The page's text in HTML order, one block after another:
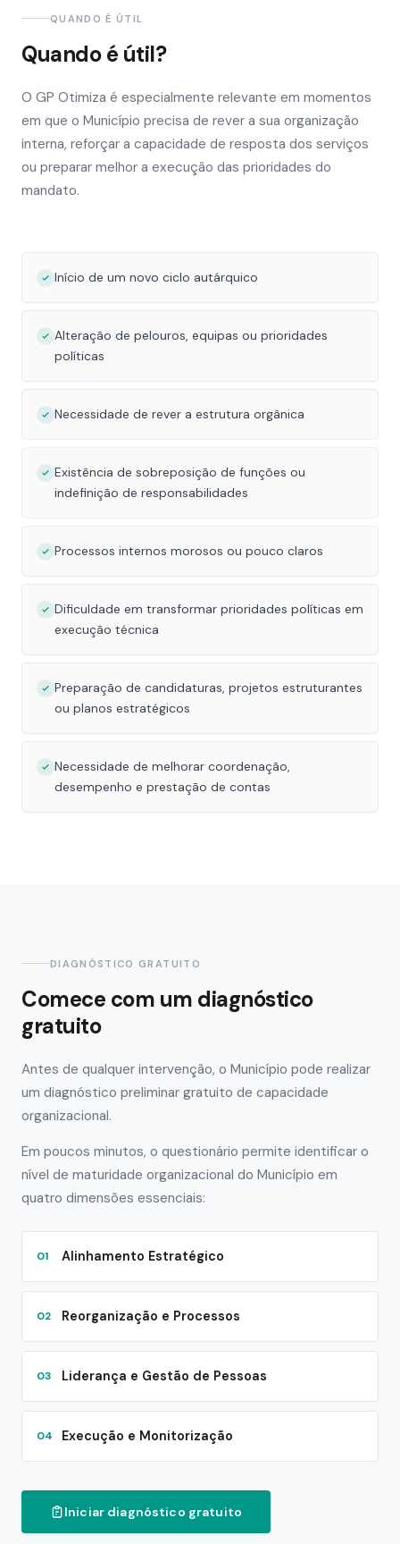
QUANDO É ÚTIL
Quando é útil?
O GP Otimiza é especialmente relevante em momentos
em que o Município precisa de rever a sua organização
interna, reforçar a capacidade de resposta dos serviços
ou preparar melhor a execução das prioridades do
mandato.
Início de um novo ciclo autárquico
Alteração de pelouros, equipas ou prioridades
políticas
Necessidade de rever a estrutura orgânica
Existência de sobreposição de funções ou
indefinição de responsabilidades
Processos internos morosos ou pouco claros
Dificuldade em transformar prioridades políticas em
execução técnica
Preparação de candidaturas, projetos estruturantes
ou planos estratégicos
Necessidade de melhorar coordenação,
desempenho e prestação de contas
DIAGNÓSTICO GRATUITO
Comece com um diagnóstico
gratuito
Antes de qualquer intervenção, o Município pode realizar
um diagnóstico preliminar gratuito de capacidade
organizacional.
Em poucos minutos, o questionário permite identificar o
nível de maturidade organizacional do Município em
quatro dimensões essenciais:
01 Alinhamento Estratégico
02 Reorganização e Processos
03 Liderança e Gestão de Pessoas
04 Execução e Monitorização
Iniciar diagnóstico gratuito